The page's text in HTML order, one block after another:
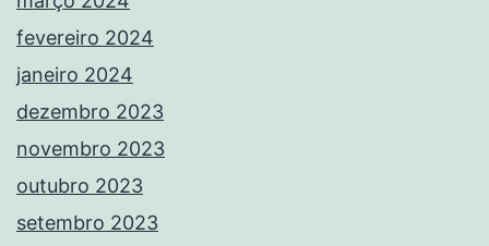
fevereiro 2024
janeiro 2024
dezembro 2023
novembro 2023
outubro 2023
setembro 2023